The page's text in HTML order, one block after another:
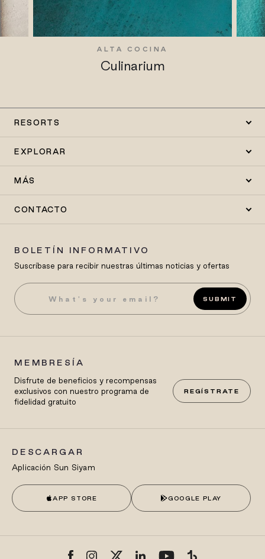
ALTA COCINA
Culinarium
RESORTS
EXPLORAR
MÁS
CONTACTO
BOLETÍN INFORMATIVO
Suscríbase para recibir nuestras últimas noticias y ofertas
SUBMIT
MEMBRESÍA
Disfrute de beneficios y recompensas
exclusivos con nuestro programa de
fidelidad gratuito
REGÍSTRATE
DESCARGAR
Aplicación Sun Siyam
APP STORE GOOGLE PLAY